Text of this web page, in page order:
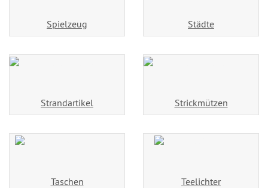
Spielzeug Städte
Strandartikel Strickmützen
Taschen Teelichter